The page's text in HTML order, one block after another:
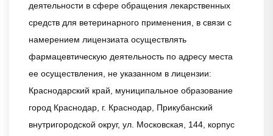
деятельности в сфере обращения лекарственных
средств для ветеринарного применения, в связи с
намерением лицензиата осуществлять
фармацевтическую деятельность по адресу места
ее осуществления, не указанном в лицензии:
Краснодарский край, муниципальное образование
город Краснодар, г. Краснодар, Прикубанский
внутригородской округ, ул. Московская, 144, корпус